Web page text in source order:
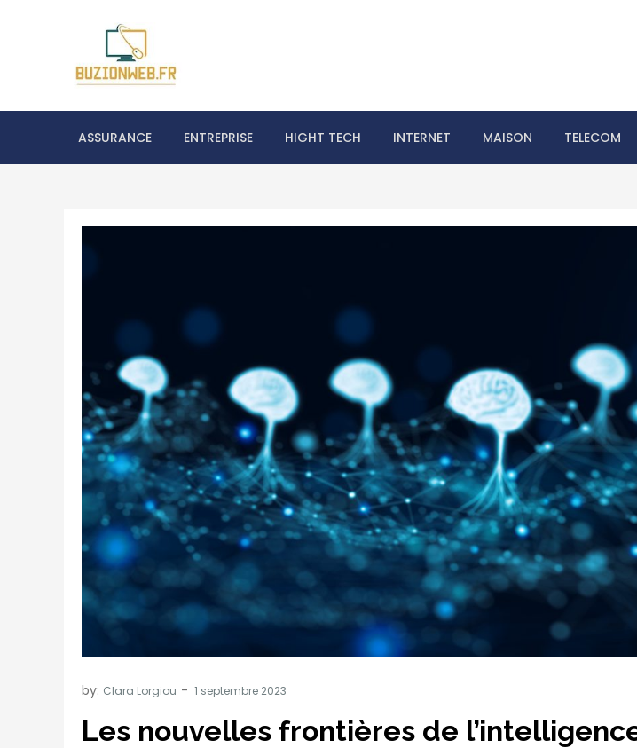
ASSURANCE ENTREPRISE HIGHT TECH INTERNET MAISON TELECOM
by: Clara Lorgiou
Les nouvelles frontières de